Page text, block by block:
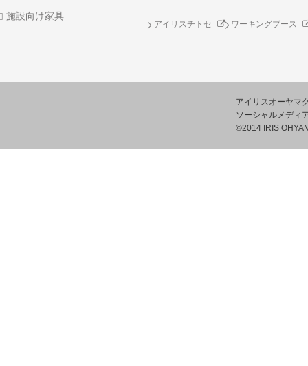
施設向け家具
アイリスチトセ ワーキングブース
アイリスオーヤマ
ソーシャルメディ
©2014 IRIS